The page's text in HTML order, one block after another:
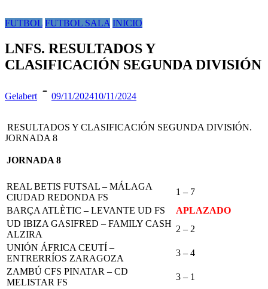
FUTBOL FUTBOL SALA INICIO
LNFS. RESULTADOS Y
CLASIFICACIÓN SEGUNDA DIVISIÓN
Gelabert 09/11/202410/11/2024
RESULTADOS Y CLASIFICACIÓN SEGUNDA DIVISIÓN.
JORNADA 8
JORNADA 8
REAL BETIS FUTSAL – MÁLAGA
CIUDAD REDONDA FS
1 – 7
BARÇA ATLÈTIC – LEVANTE UD FS
APLAZADO
UD IBIZA GASIFRED – FAMILY CASH
ALZIRA
2 – 2
UNIÓN ÁFRICA CEUTÍ –
ENTRERRÍOS ZARAGOZA
3 – 4
ZAMBÚ CFS PINATAR – CD
MELISTAR FS
3 – 1